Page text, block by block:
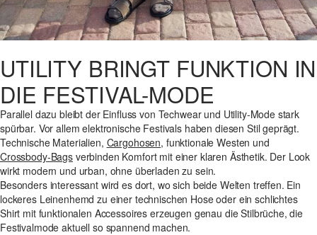
UTILITY BRINGT FUNKTION IN
DIE FESTIVAL-MODE
Parallel dazu bleibt der Einfluss von Techwear und Utility-Mode stark
spürbar. Vor allem elektronische Festivals haben diesen Stil geprägt.
Technische Materialien, Cargohosen, funktionale Westen und
Crossbody-Bagsverbinden Komfort mit einer klaren Ästhetik. Der Look
wirkt modern und urban, ohne überladen zu sein.
Besonders interessant wird es dort, wo sich beide Welten treffen. Ein
lockeres Leinenhemd zu einer technischen Hose oder ein schlichtes
Shirt mit funktionalen Accessoires erzeugen genau die Stilbrüche, die
Festivalmode aktuell so spannend machen.